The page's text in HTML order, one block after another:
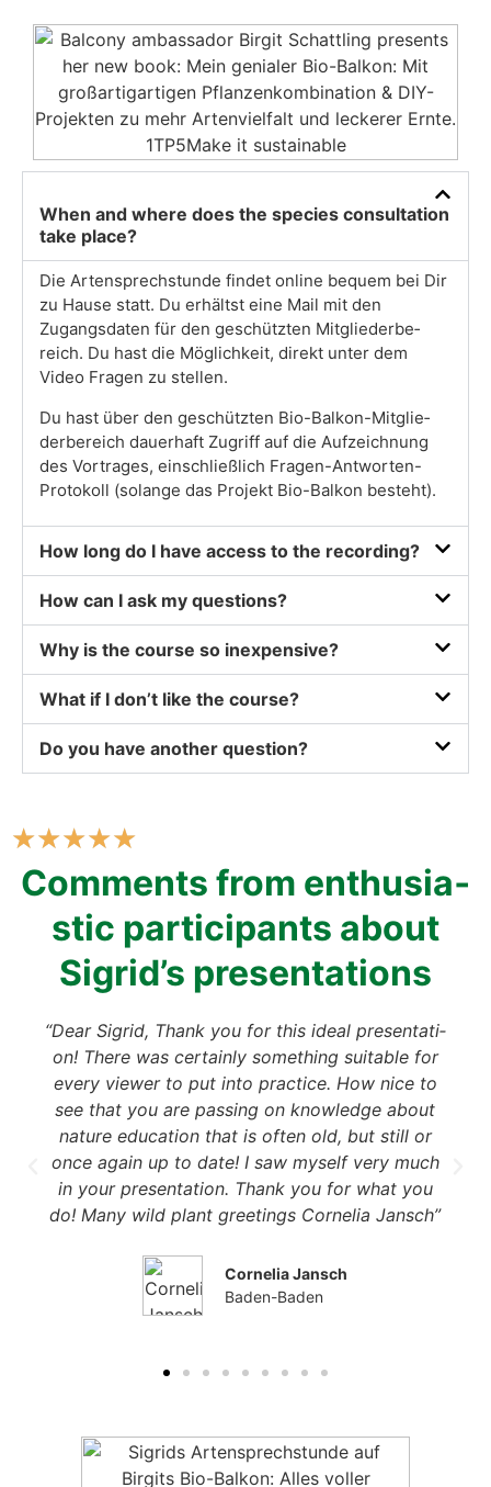
When and whe­re does the spe­ci­es con­sul­ta­ti­on
take place?
Die Arten­sprech­stun­de fin­det online bequem bei Dir
zu Hau­se statt. Du erhältst eine Mail mit den
Zugangs­da­ten für den geschütz­ten Mit­glie­der­be­
reich. Du hast die Mög­lich­keit, direkt unter dem
Video Fra­gen zu stel­len.
Du hast über den geschütz­ten Bio-Bal­kon-Mit­glie­
der­be­reich dau­er­haft Zugriff auf die Auf­zeich­nung
des Vor­tra­ges, ein­schließ­lich Fra­gen-Ant­wor­ten-
Pro­to­koll (solan­ge das Pro­jekt Bio-Bal­kon besteht).
How long do I have access to the recor­ding?
How can I ask my ques­ti­ons?
Why is the cour­se so inex­pen­si­ve?
What if I don’t like the cour­se?
Do you have ano­ther ques­ti­on?
★★★★★
Comm­ents from enthu­si­a­
stic par­ti­ci­pan­ts about
Sigrid’s pre­sen­ta­ti­ons
“Dear Sig­rid, Thank you for this ide­al pre­sen­ta­ti­
on! The­re was cer­tain­ly some­thing sui­ta­ble for
every view­er to put into prac­ti­ce. How nice to
see that you are pas­sing on know­ledge about
natu­re edu­ca­ti­on that is often old, but still or
once again up to date! I saw mys­elf very much
in your pre­sen­ta­ti­on. Thank you for what you
do! Many wild plant gree­tings Cor­ne­lia Jansch”
Cor­ne­lia Jansch
Baden-Baden